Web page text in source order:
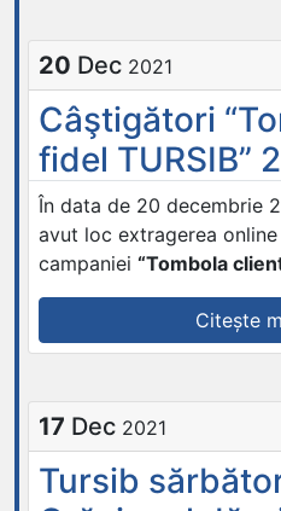
20 Dec 2021
Câştigători
fidel TURSIB”
În data de 20 decembrie
avut loc extragerea
campaniei “Tombola
Citește
17 Dec 2021
Tursib